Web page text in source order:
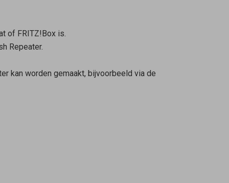
of FRITZ!Box is.
Repeater.
kan worden gemaakt, bijvoorbeeld via de